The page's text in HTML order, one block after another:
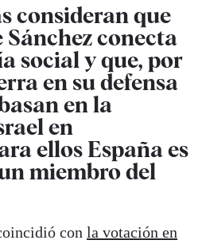
consideran que
conecta
social y que, por
en su defensa
en la
en
ellos España es
miembro del
con la votación en